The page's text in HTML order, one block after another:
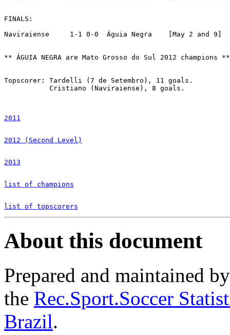
FINALS:
Naviraiense 	1-1 0-0  Águia Negra	[May 2 and 9]
** ÁGUIA NEGRA are Mato Grosso do Sul 2012 champions **
Topscorer: Tardelli (7 de Setembro), 11 goals.
2011
2012 (Second Level)
2013
list of champions
list of topscorers
About this document
Prepared and maintained
the Rec.Sport.Soccer
Brazil.